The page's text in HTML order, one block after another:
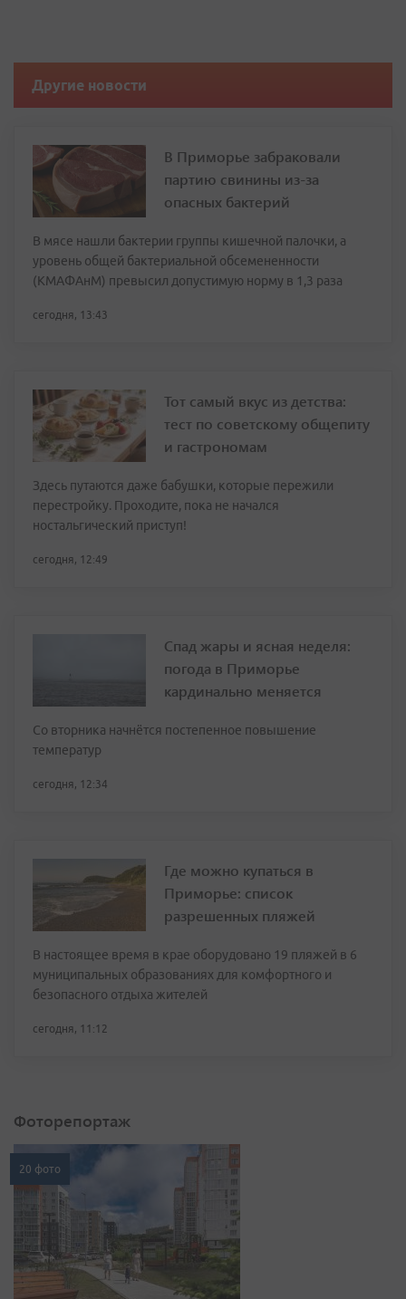
Другие новости
В Приморье забраковали
партию свинины из-за
опасных бактерий
В мясе нашли бактерии группы кишечной палочки, а
уровень общей бактериальной обсемененности
(КМАФАнМ) превысил допустимую норму в 1,3 раза
сегодня, 13:43
Тот самый вкус из детства:
тест по советскому общепиту
и гастрономам
Здесь путаются даже бабушки, которые пережили
перестройку. Проходите, пока не начался
ностальгический приступ!
сегодня, 12:49
Спад жары и ясная неделя:
погода в Приморье
кардинально меняется
Со вторника начнётся постепенное повышение
температур
сегодня, 12:34
Где можно купаться в
Приморье: список
разрешенных пляжей
В настоящее время в крае оборудовано 19 пляжей в 6
муниципальных образованиях для комфортного и
безопасного отдыха жителей
сегодня, 11:12
Фоторепортаж
20 фото